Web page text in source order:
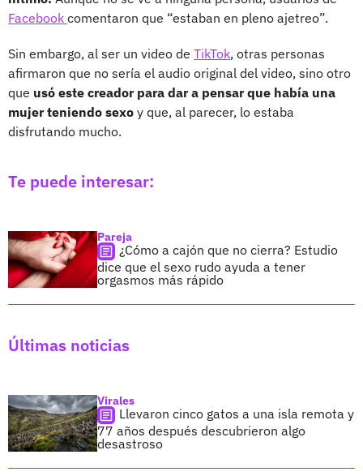
Facebook comentaron que “estaban en pleno ajetreo”.
Sin embargo, al ser un video de TikTok, otras personas
afirmaron que no sería el audio original del video, sino otro
que usó este creador para dar a pensar que había una
mujer teniendo sexo y que, al parecer, lo estaba
disfrutando mucho.
Te puede interesar:
Pareja
¿Cómo a cajón que no cierra? Estudio
dice que el sexo rudo ayuda a tener
orgasmos más rápido
Últimas noticias
Virales
Llevaron cinco gatos a una isla remota y
77 años después descubrieron algo
desastroso